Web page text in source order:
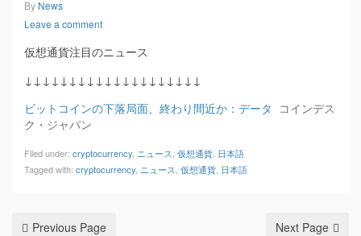
By News
Leave a comment
仮想通貨注目のニュース
↓↓↓↓↓↓↓↓↓↓↓↓↓↓↓↓↓↓↓↓
ビットコインの下落局面、終わり間近か：データ コインデス
ク・ジャパン
Filed under: cryptocurrency ニュース 仮想通貨 日本語
Tagged with: cryptocurrency ニュース 仮想通貨 日本語
Previous Page Next Page